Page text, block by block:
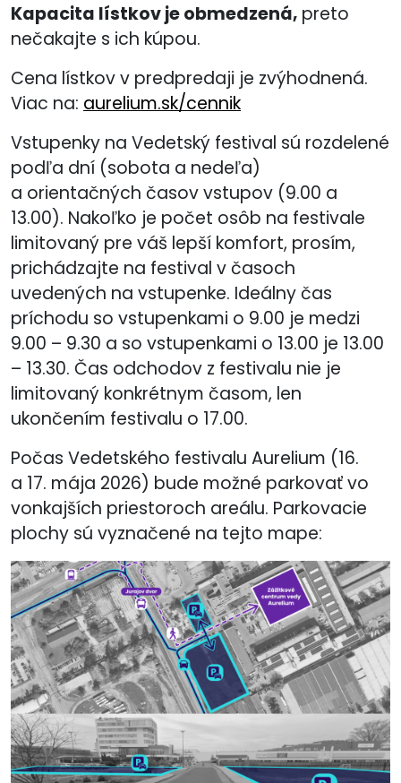
Kapacita lístkov je obmedzená, preto
nečakajte s ich kúpou.
Cena lístkov v predpredaji je zvýhodnená.
Viac na: aurelium.sk/cennik
Vstupenky na Vedetský festival sú rozdelené
podľa dní (sobota a nedeľa)
a orientačných časov vstupov (9.00 a
13.00). Nakoľko je počet osôb na festivale
limitovaný pre váš lepší komfort, prosím,
prichádzajte na festival v časoch
uvedených na vstupenke. Ideálny čas
príchodu so vstupenkami o 9.00 je medzi
9.00 – 9.30 a so vstupenkami o 13.00 je 13.00
– 13.30. Čas odchodov z festivalu nie je
limitovaný konkrétnym časom, len
ukončením festivalu o 17.00.
Počas Vedetského festivalu Aurelium (16.
a 17. mája 2026) bude možné parkovať vo
vonkajších priestoroch areálu. Parkovacie
plochy sú vyznačené na tejto mape: